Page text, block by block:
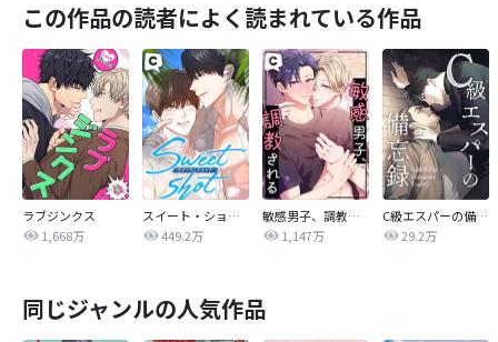
この作品の読者によく読まれている作品
ラブジンクス
1,668万
スイート・ショット
449.2万
敏感男子、調教される
1,147万
C級エスパーの備忘録
29.2万
同じジャンルの人気作品